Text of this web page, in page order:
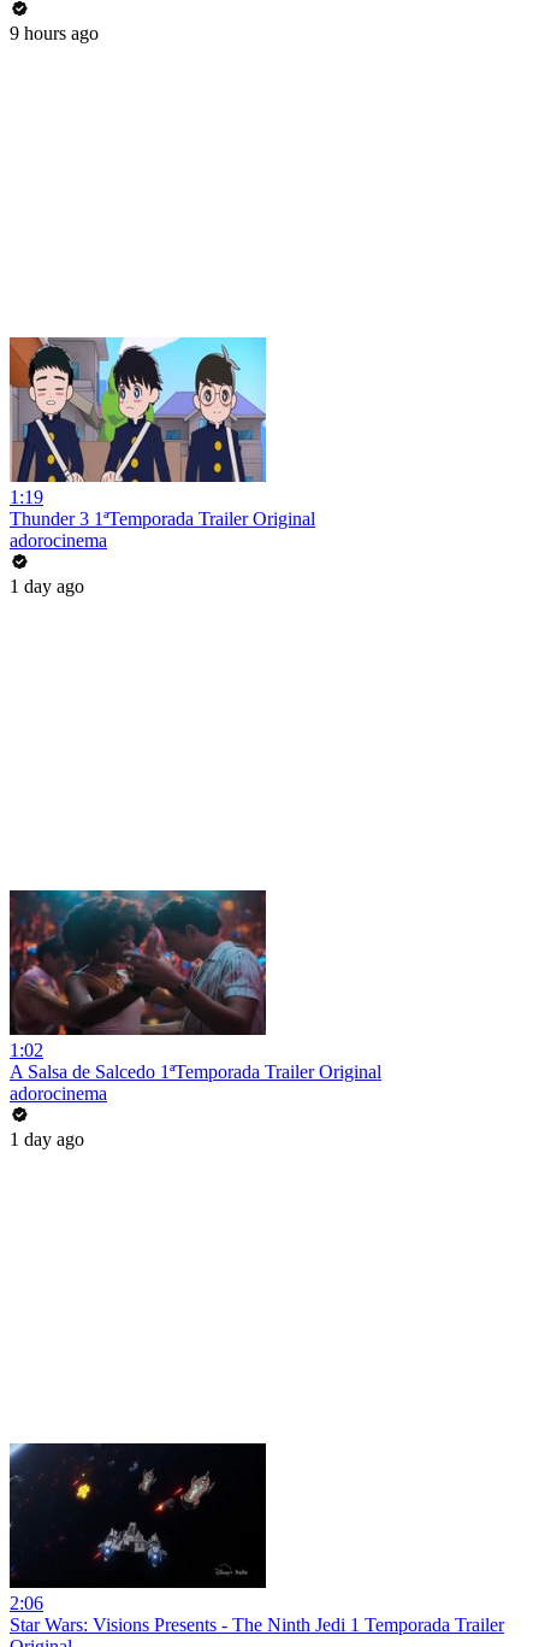
9 hours ago
1:19
Thunder 3 1ªTemporada Trailer Original
adorocinema
1 day ago
1:02
A Salsa de Salcedo 1ªTemporada Trailer Original
adorocinema
1 day ago
2:06
Star Wars: Visions Presents - The Ninth Jedi 1 Temporada Trailer